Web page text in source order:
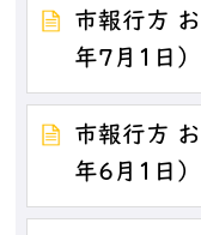
市報行方
年7月1日）
市報行方
年6月1日）